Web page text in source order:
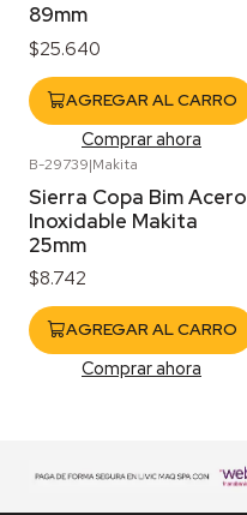
89mm
$25.640
AGREGAR AL CARRO
Comprar ahora
B-29739|Makita
Sierra Copa Bim Acero
Inoxidable Makita
25mm
$8.742
AGREGAR AL CARRO
Comprar ahora